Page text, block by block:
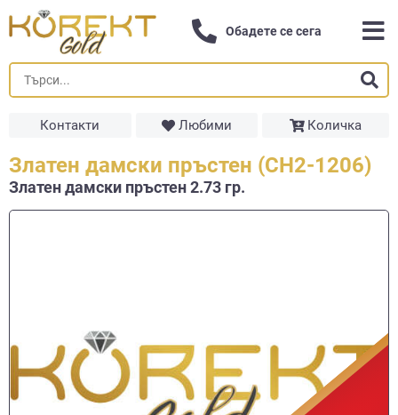
Обадете се сега
Контакти Любими Количка
Златен дамски пръстен (СН2-1206)
Златен дамски пръстен 2.73 гр.